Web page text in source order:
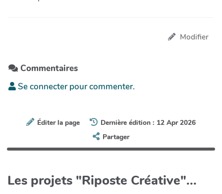
Modifier
Commentaires
Se connecter pour commenter.
Éditer la page
Dernière édition : 12 Apr 2026
Partager
Les projets "Riposte Créative"...